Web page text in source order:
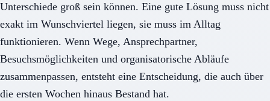
Unterschiede groß sein können. Eine gute Lösung muss nicht
exakt im Wunschviertel liegen, sie muss im Alltag
funktionieren. Wenn Wege, Ansprechpartner,
Besuchsmöglichkeiten und organisatorische Abläufe
zusammenpassen, entsteht eine Entscheidung, die auch über
die ersten Wochen hinaus Bestand hat.